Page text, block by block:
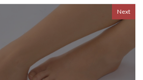
Next